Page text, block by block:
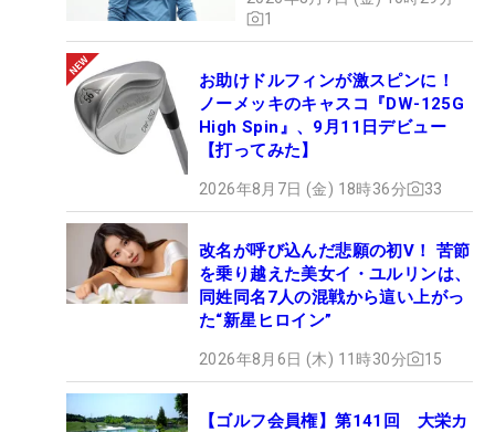
1
お助けドルフィンが激スピンに！
ノーメッキのキャスコ『DW-125G
High Spin』、9月11日デビュー
【打ってみた】
2026年8月7日 (金) 18時36分 33
改名が呼び込んだ悲願の初V！ 苦節
を乗り越えた美女イ・ユルリンは、
同姓同名7人の混戦から這い上がっ
た“新星ヒロイン”
2026年8月6日 (木) 11時30分 15
【ゴルフ会員権】第141回 大栄カ